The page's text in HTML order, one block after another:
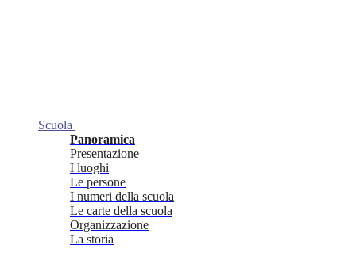
Scuola
Panoramica
Presentazione
I luoghi
Le persone
I numeri della scuola
Le carte della scuola
Organizzazione
La storia